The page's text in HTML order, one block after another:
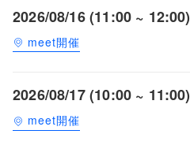
2026/08/16 (11:00 ~ 12:00)
meet開催
2026/08/17 (10:00 ~ 11:00)
meet開催